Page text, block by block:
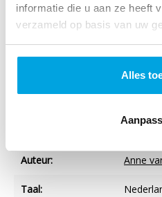
informatie die u aan ze heeft
verzameld op basis van uw
Alles
we hoe we strijdvaardig
Auteur: Anne
Taal: